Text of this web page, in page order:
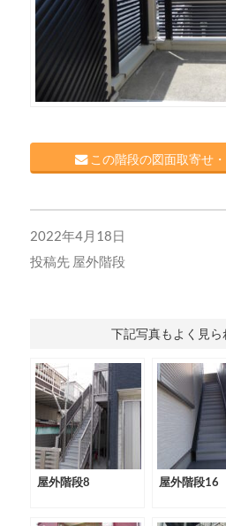
この階段の図面取寄せ
2022年4月18日
投稿先 屋外階段
下記写真もよく見ら
屋外階段8 屋外階段16